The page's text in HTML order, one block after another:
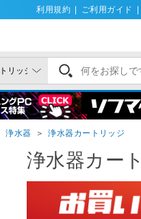
利用規約 ご利用ガイド
浄水器 ＞ 浄水器カートリッジ
浄水器カー